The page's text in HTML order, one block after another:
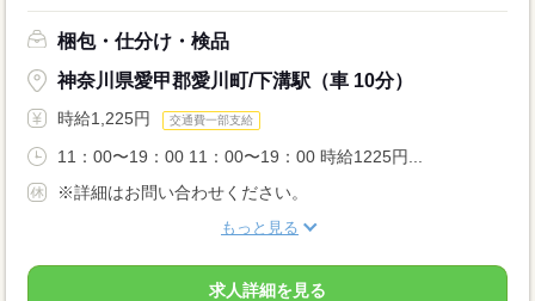
梱包・仕分け・検品
神奈川県愛甲郡愛川町/下溝駅（車 10分）
時給1,225円 交通費一部支給
11：00〜19：00 11：00〜19：00 時給1225円...
※詳細はお問い合わせください。
もっと見る
求人詳細を見る